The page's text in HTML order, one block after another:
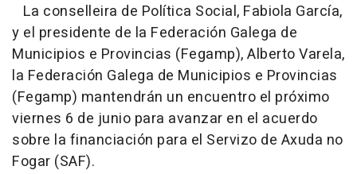
La conselleira de Política Social, Fabiola García,
y el presidente de la Federación Galega de
Municipios e Provincias (Fegamp), Alberto Varela,
la Federación Galega de Municipios e Provincias
(Fegamp) mantendrán un encuentro el próximo
viernes 6 de junio para avanzar en el acuerdo
sobre la financiación para el Servizo de Axuda no
Fogar (SAF).